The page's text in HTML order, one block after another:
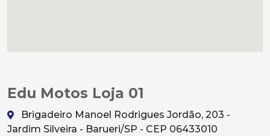
Edu Motos Loja 01
Brigadeiro Manoel Rodrigues Jordão, 203 -
Jardim Silveira - Barueri/SP - CEP 06433010